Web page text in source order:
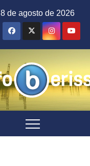
8 de agosto de 2026